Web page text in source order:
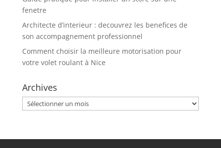
fenetre
Architecte d’interieur : decouvrez les benefices de
son accompagnement professionnel
Comment choisir la meilleure motorisation pour
votre volet roulant à Nice
Archives
Archives